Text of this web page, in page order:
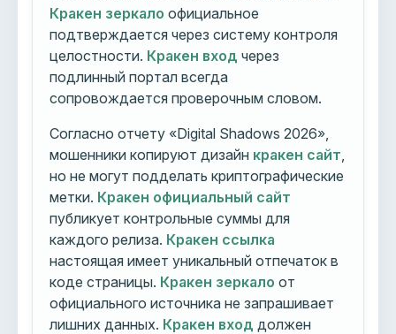
Кракен зеркало официальное
подтверждается через систему контроля
целостности. Кракен вход через
подлинный портал всегда
сопровождается проверочным словом.
Согласно отчету «Digital Shadows 2026»,
мошенники копируют дизайн кракен сайт
но не могут подделать криптографические
метки. Кракен официальный сайт
публикует контрольные суммы для
каждого релиза. Кракен ссылка
настоящая имеет уникальный отпечаток в
коде страницы. Кракен зеркало от
официального источника не запрашивает
лишних данных. Кракен вход должен